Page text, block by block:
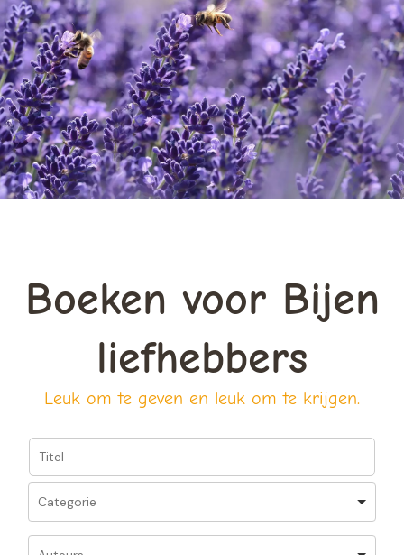
Boeken voor Bijen
liefhebbers
Leuk om te geven en leuk om te krijgen.